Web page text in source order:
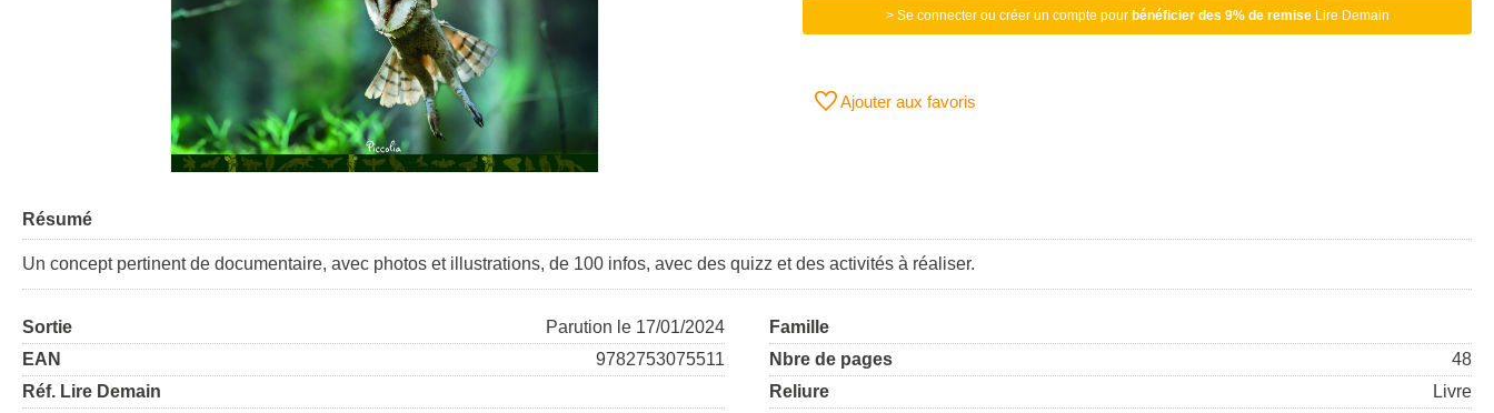
> Se connecter ou créer un compte pour bénéficier des 9% de remiseLire Demain
Ajouter aux favoris
Résumé
Un concept pertinent de documentaire, avec photos et illustrations, de 100 infos, avec des quizz et des activités à réaliser.
Sortie
Parution le 17/01/2024
EAN
9782753075511
Réf. Lire Demain
Famille
Nbre de pages
48
Reliure
Livre